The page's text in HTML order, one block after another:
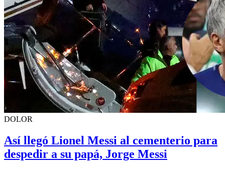
DOLOR
Así llegó Lionel Messi al cementerio para
despedir a su papá, Jorge Messi